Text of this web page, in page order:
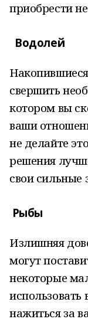
приобрести
Водолей
свершить
котором вы
ваши
не делайте
решения
свои сильные
Рыбы
Излишняя
могут
некоторые
использовать
нажиться за